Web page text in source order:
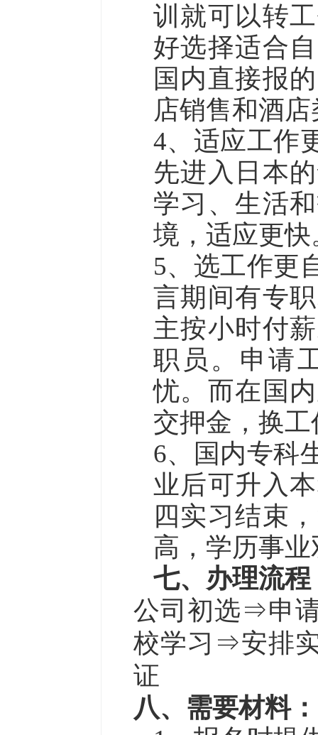
训就可以转
好选择适合
国内直接报
店销售和酒
4、适应工作
先进入日本
学习、生活
境，适应更快
5、选工作更
言期间有专
主按小时付
职员。申请
忧。而在国
交押金，换
6、国内专科
业后可升入
四实习结束
高，学历事
七、办理流程
公司初选⇒申
校学习 ⇒安排
证
八、需要材料：